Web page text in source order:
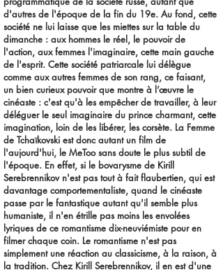
d'autres de l'époque de la fin du 19e. Au fond, cette
société ne lui laisse que les miettes sur la table du
dimanche : aux hommes le réel, le pouvoir de
l'action, aux femmes l'imaginaire, cette main gauche
de l'esprit. Cette société patriarcale lui délègue
comme aux autres femmes de son rang, ce faisant,
un bien curieux pouvoir que montre à l’œuvre le
cinéaste : c'est qu'à les empêcher de travailler, à leur
déléguer le seul imaginaire du prince charmant, cette
imagination, loin de les libérer, les corsète. La Femme
de Tchaïkovski est donc autant un film de
l'aujourd'hui, le MeToo sans doute le plus subtil de
l'époque. En effet, si le bovarysme de Kirill
Serebrennikov n'est pas tout à fait flaubertien, qui est
davantage comportementaliste, quand le cinéaste
passe par le fantastique autant qu'il semble plus
humaniste, il n'en étrille pas moins les envolées
lyriques de ce romantisme dix-neuviémiste pour en
filmer chaque coin. Le romantisme n'est pas
simplement une réaction au classicisme, à la raison, à
la tradition. Chez Kirill Serebrennikov, il en est d'une